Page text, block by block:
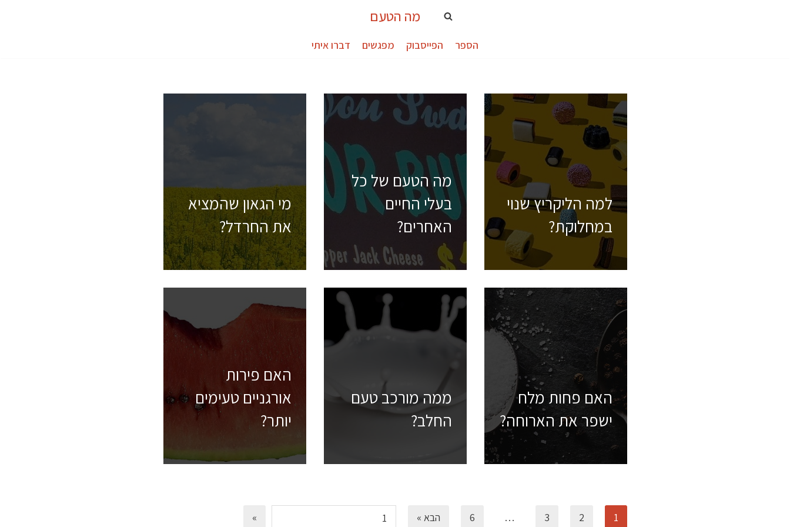
מה הטעם
הספר הפייסבוק מפגשים דברו איתי
למה הליקריץ שנוי
במחלוקת?
מה הטעם של כל
בעלי החיים
האחרים?
מי הגאון שהמציא
את החרדל?
האם פחות מלח
ישפר את הארוחה?
ממה מורכב טעם
החלב?
האם פירות
אורגניים טעימים
יותר?
1
2
3
…
6 הבא »